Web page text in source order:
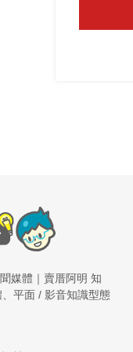
媒體｜賣厝阿明 知
平面 / 影音知識型態